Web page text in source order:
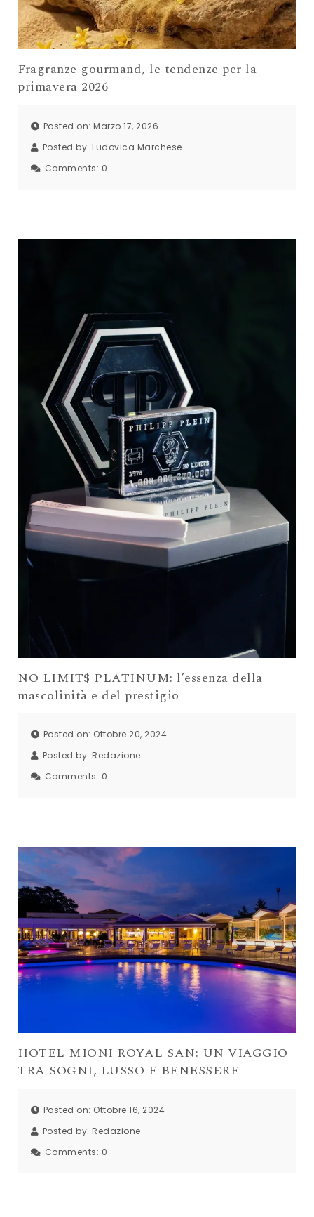
Fragranze gourmand, le tendenze per la
primavera 2026
Posted on: Marzo 17, 2026
Posted by: Ludovica Marchese
Comments: 0
NO LIMIT$ PLATINUM: l’essenza della
mascolinità e del prestigio
Posted on: Ottobre 20, 2024
Posted by: Redazione
Comments: 0
HOTEL MIONI ROYAL SAN: UN VIAGGIO
TRA SOGNI, LUSSO E BENESSERE
Posted on: Ottobre 16, 2024
Posted by: Redazione
Comments: 0